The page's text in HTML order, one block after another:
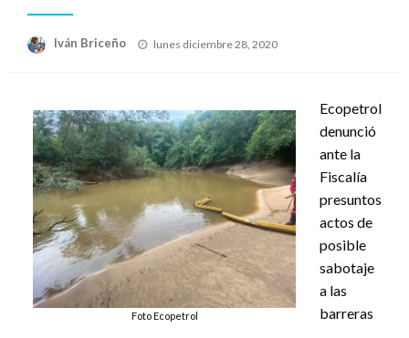
Iván Briceño
Publicado
lunes diciembre 28, 2020
Foto Ecopetrol
Ecopetrol
denunció
ante la
Fiscalía
presuntos
actos de
posible
sabotaje
a las
barreras